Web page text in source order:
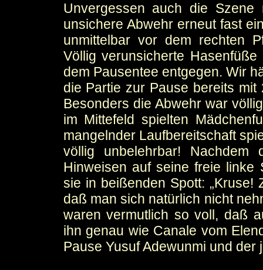
Unvergessen auch die
unsichere Abwehr erneut fast
unmittelbar vor dem rechten
Völlig verunsicherte
dem Pausentee entgegen. Wir
die Partie zur Pause bereits
Besonders die Abwehr war
im Mittefeld spielten
mangelnder Laufbereitschaft
völlig unbelehrbar!
Hinweisen auf seine freie linke
sie in beißenden Spott: „Kruse!
daß man sich natürlich nicht
waren vermutlich so voll, daß
ihn genau wie Canale vom
Pause Yusuf Adewunmi und der